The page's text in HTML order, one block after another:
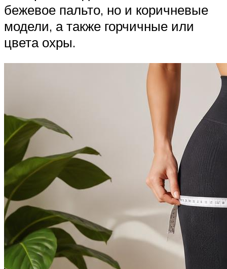
бежевое пальто, но и коричневые
модели, а также горчичные или
цвета охры.